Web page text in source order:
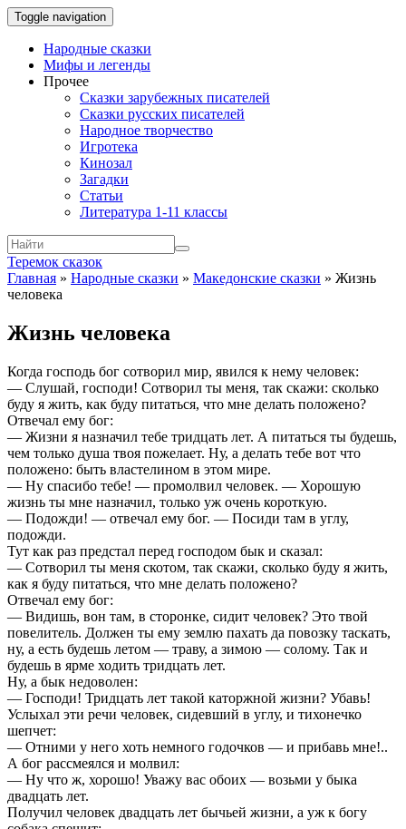
Toggle navigation
Народные сказки
Мифы и легенды
Прочее
Сказки зарубежных писателей
Сказки русских писателей
Народное творчество
Игротека
Кинозал
Загадки
Статьи
Литература 1-11 классы
Теремок сказок
Главная » Народные сказки » Македонские сказки » Жизнь
человека
Жизнь человека
Когда господь бог сотворил мир, явился к нему человек:
— Слушай, господи! Сотворил ты меня, так скажи: сколько
буду я жить, как буду питаться, что мне делать положено?
Отвечал ему бог:
— Жизни я назначил тебе тридцать лет. А питаться ты будешь,
чем только душа твоя пожелает. Ну, а делать тебе вот что
положено: быть властелином в этом мире.
— Ну спасибо тебе! — промолвил человек. — Хорошую
жизнь ты мне назначил, только уж очень короткую.
— Подожди! — отвечал ему бог. — Посиди там в углу,
подожди.
Тут как раз предстал перед господом бык и сказал:
— Сотворил ты меня скотом, так скажи, сколько буду я жить,
как я буду питаться, что мне делать положено?
Отвечал ему бог:
— Видишь, вон там, в сторонке, сидит человек? Это твой
повелитель. Должен ты ему землю пахать да повозку таскать,
ну, а есть будешь летом — траву, а зимою — солому. Так и
будешь в ярме ходить тридцать лет.
Ну, а бык недоволен:
— Господи! Тридцать лет такой каторжной жизни? Убавь!
Услыхал эти речи человек, сидевший в углу, и тихонечко
шепчет:
— Отними у него хоть немного годочков — и прибавь мне!..
А бог рассмеялся и молвил:
— Ну что ж, хорошо! Уважу вас обоих — возьми у быка
двадцать лет.
Получил человек двадцать лет бычьей жизни, а уж к богу